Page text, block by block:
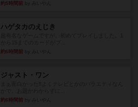
約5時間前
ハゲタカのえじき
約6時間前
ジャスト・ワン
約6時間前